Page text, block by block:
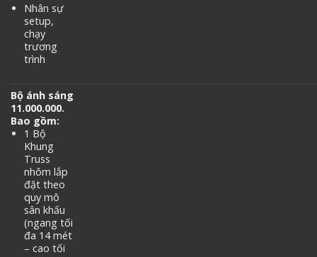
Nhân sự
setup,
chạy
trương
trình
Bộ ánh sáng
11.000.000.
Bao gồm:
1 Bộ
Khung
Truss
nhôm lắp
đặt theo
quy mô
sân khấu
(ngang tối
đa 14 mét
– cao tối